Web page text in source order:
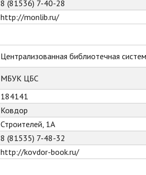
8 (81536) 7-40-28
http://monlib.ru/
Централизованная библиотечная
МБУК ЦБС
184141
Ковдор
Строителей, 1А
8 (81535) 7-48-32
http://kovdor-book.ru/